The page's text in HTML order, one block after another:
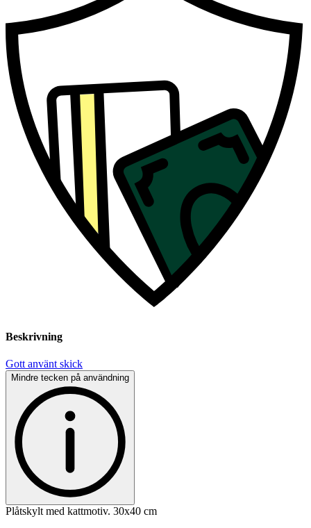
Beskrivning
Gott använt skick
Mindre tecken på användning
Plåtskylt med kattmotiv. 30x40 cm